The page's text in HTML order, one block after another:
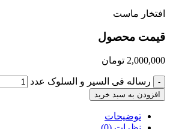
افتخار ماست
قیمت محصول
2,000,000 تومان
- رساله فی السیر و السلوک عدد
افزودن به سبد خرید
توضیحات